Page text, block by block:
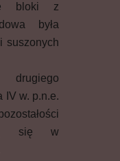
bloki z
była
suszonych
drugiego
IV w. p.n.e.
się w